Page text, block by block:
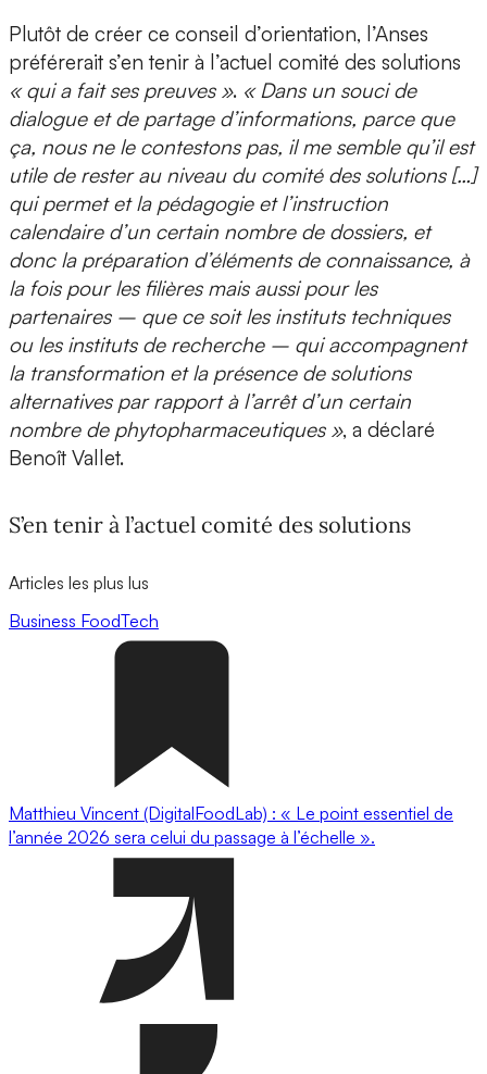
Plutôt de créer ce conseil d’orientation, l’Anses
préférerait s’en tenir à l’actuel comité des solutions
« qui a fait ses preuves ». « Dans un souci de
dialogue et de partage d’informations, parce que
ça, nous ne le contestons pas, il me semble qu’il est
utile de rester au niveau du comité des solutions […]
qui permet et la pédagogie et l’instruction
calendaire d’un certain nombre de dossiers, et
donc la préparation d’éléments de connaissance, à
la fois pour les filières mais aussi pour les
partenaires – que ce soit les instituts techniques
ou les instituts de recherche – qui accompagnent
la transformation et la présence de solutions
alternatives par rapport à l’arrêt d’un certain
nombre de phytopharmaceutiques », a déclaré
Benoît Vallet.
S’en tenir à l’actuel comité des solutions
Articles les plus lus
Business FoodTech
Matthieu Vincent (DigitalFoodLab) : « Le point essentiel de
l’année 2026 sera celui du passage à l’échelle ».